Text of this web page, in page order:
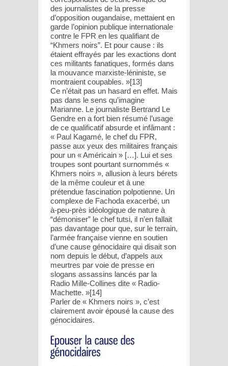
des journalistes de la presse
d’opposition ougandaise, mettaient en
garde l’opinion publique internationale
contre le FPR en les qualifiant de
“Khmers noirs”. Et pour cause : ils
étaient effrayés par les exactions dont
ces militants fanatiques, formés dans
la mouvance marxiste-léniniste, se
montraient coupables. »[13]
Ce n’était pas un hasard en effet. Mais
pas dans le sens qu’imagine
Marianne. Le journaliste Bertrand Le
Gendre en a fort bien résumé l’usage
de ce qualificatif absurde et infâmant :
« Paul Kagamé, le chef du FPR,
passe aux yeux des militaires français
pour un « Américain » […]. Lui et ses
troupes sont pourtant surnommés «
Khmers noirs », allusion à leurs bérets
de la même couleur et à une
prétendue fascination polpotienne. Un
complexe de Fachoda exacerbé, un
à-peu-près idéologique de nature à
“démoniser” le chef tutsi, il n’en fallait
pas davantage pour que, sur le terrain,
l’armée française vienne en soutien
d’une cause génocidaire qui disait son
nom depuis le début, d’appels aux
meurtres par voie de presse en
slogans assassins lancés par la
Radio Mille-Collines dite « Radio-
Machette. »[14]
Parler de « Khmers noirs », c’est
clairement avoir épousé la cause des
génocidaires.